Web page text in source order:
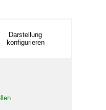
Darstellung
konfigurieren